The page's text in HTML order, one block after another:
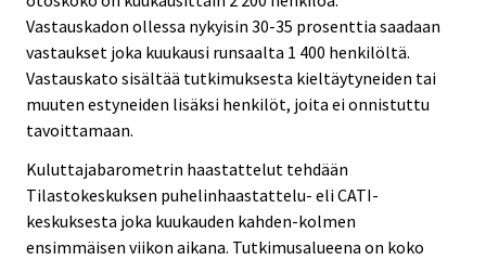
Vastauskadon ollessa nykyisin 30-35 prosenttia saadaan
vastaukset joka kuukausi runsaalta 1 400 henkilöltä.
Vastauskato sisältää tutkimuksesta kieltäytyneiden tai
muuten estyneiden lisäksi henkilöt, joita ei onnistuttu
tavoittamaan.
Kuluttajabarometrin haastattelut tehdään
Tilastokeskuksen puhelinhaastattelu- eli CATI-
keskuksesta joka kuukauden kahden-kolmen
ensimmäisen viikon aikana. Tutkimusalueena on koko